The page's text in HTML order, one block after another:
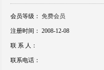
会员等级：免费会员
注册时间： 2008-12-08
联 系 人：
联系电话：